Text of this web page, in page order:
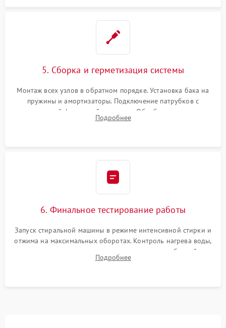
5. Сборка и герметизация системы
Монтаж всех узлов в обратном порядке. Установка бака на
пружины и амортизаторы. Подключение патрубков с
надежной фиксацией хомутами. Обработка стыков
герметиком для предотвращения возможных протечек воды.
Подробнее
6. Финальное тестирование работы
Запуск стиральной машины в режиме интенсивной стирки и
отжима на максимальных оборотах. Контроль нагрева воды,
корректности слива, отсутствия излишних вибраций,
посторонних стуков и протечек под корпусом.
Подробнее